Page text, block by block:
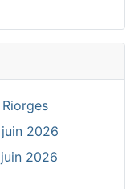
2026
2026